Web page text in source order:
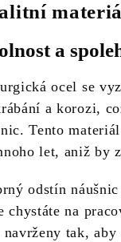
a
ocel se
a korozi,
Tento
let, aniž by
odstín
chystáte na
navrženy tak,